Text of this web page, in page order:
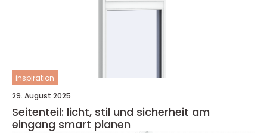
inspiration
29. August 2025
Seitenteil: licht, stil und sicherheit am
eingang smart planen